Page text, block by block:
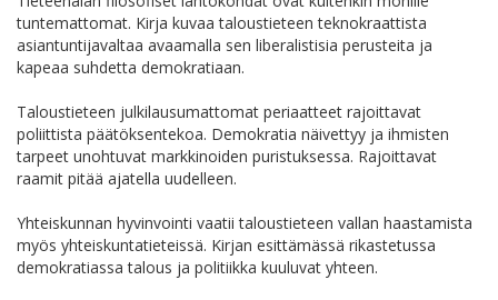
tuntemattomat. Kirja kuvaa taloustieteen teknokraattista
asiantuntijavaltaa avaamalla sen liberalistisia perusteita ja
kapeaa suhdetta demokratiaan.
Taloustieteen julkilausumattomat periaatteet rajoittavat
poliittista päätöksentekoa. Demokratia näivettyy ja ihmisten
tarpeet unohtuvat markkinoiden puristuksessa. Rajoittavat
raamit pitää ajatella uudelleen.
Yhteiskunnan hyvinvointi vaatii taloustieteen vallan haastamista
myös yhteiskuntatieteissä. Kirjan esittämässä rikastetussa
demokratiassa talous ja politiikka kuuluvat yhteen.